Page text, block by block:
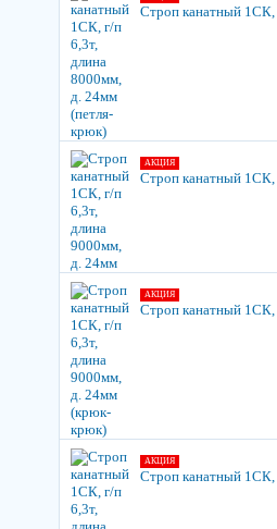
Строп канатный 1СК,
АКЦИЯ
Строп канатный 1СК,
АКЦИЯ
Строп канатный
АКЦИЯ
Строп канатный 1СК,